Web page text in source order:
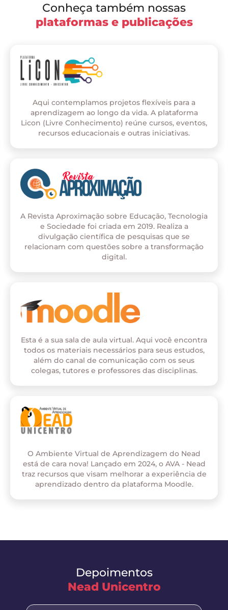
Conheça também nossas
plataformas e publicações
Aqui contemplamos projetos flexíveis para a
aprendizagem ao longo da vida. A plataforma
Licon (Livre Conhecimento) reúne cursos, eventos,
recursos educacionais e outras iniciativas.
A Revista Aproximação sobre Educação, Tecnologia
e Sociedade foi criada em 2019. Realiza a
divulgação científica de pesquisas que se
relacionam com questões sobre a transformação
digital.
Esta é a sua sala de aula virtual. Aqui você encontra
todos os materiais necessários para seus estudos,
além do canal de comunicação com os seus
colegas, tutores e professores das disciplinas.
O Ambiente Virtual de Aprendizagem do Nead
está de cara nova! Lançado em 2024, o AVA - Nead
traz recursos que visam melhorar a experiência de
aprendizado dentro da plataforma Moodle.
Depoimentos
Nead Unicentro